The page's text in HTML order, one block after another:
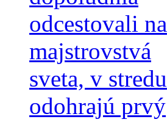
odcestovali na
majstrovstvá
sveta, v stredu
odohrajú prvý